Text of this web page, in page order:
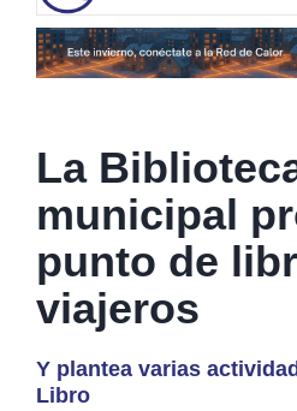
La
municipal
punto de
viajeros
Y plantea varias
Libro